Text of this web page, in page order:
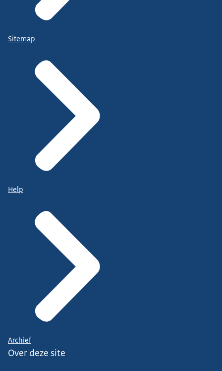
Sitemap
Help
Archief
Over deze site